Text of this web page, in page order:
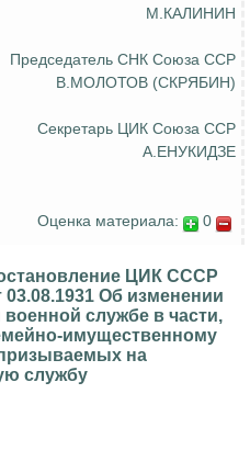
М.КАЛИНИН
Председатель СНК Союза ССР
В.МОЛОТОВ (СКРЯБИН)
Секретарь ЦИК Союза ССР
А.ЕНУКИДЗЕ
Оценка материала: 0
ЦИК СССР
Об изменении
службе в части,
имущественному
на
службу